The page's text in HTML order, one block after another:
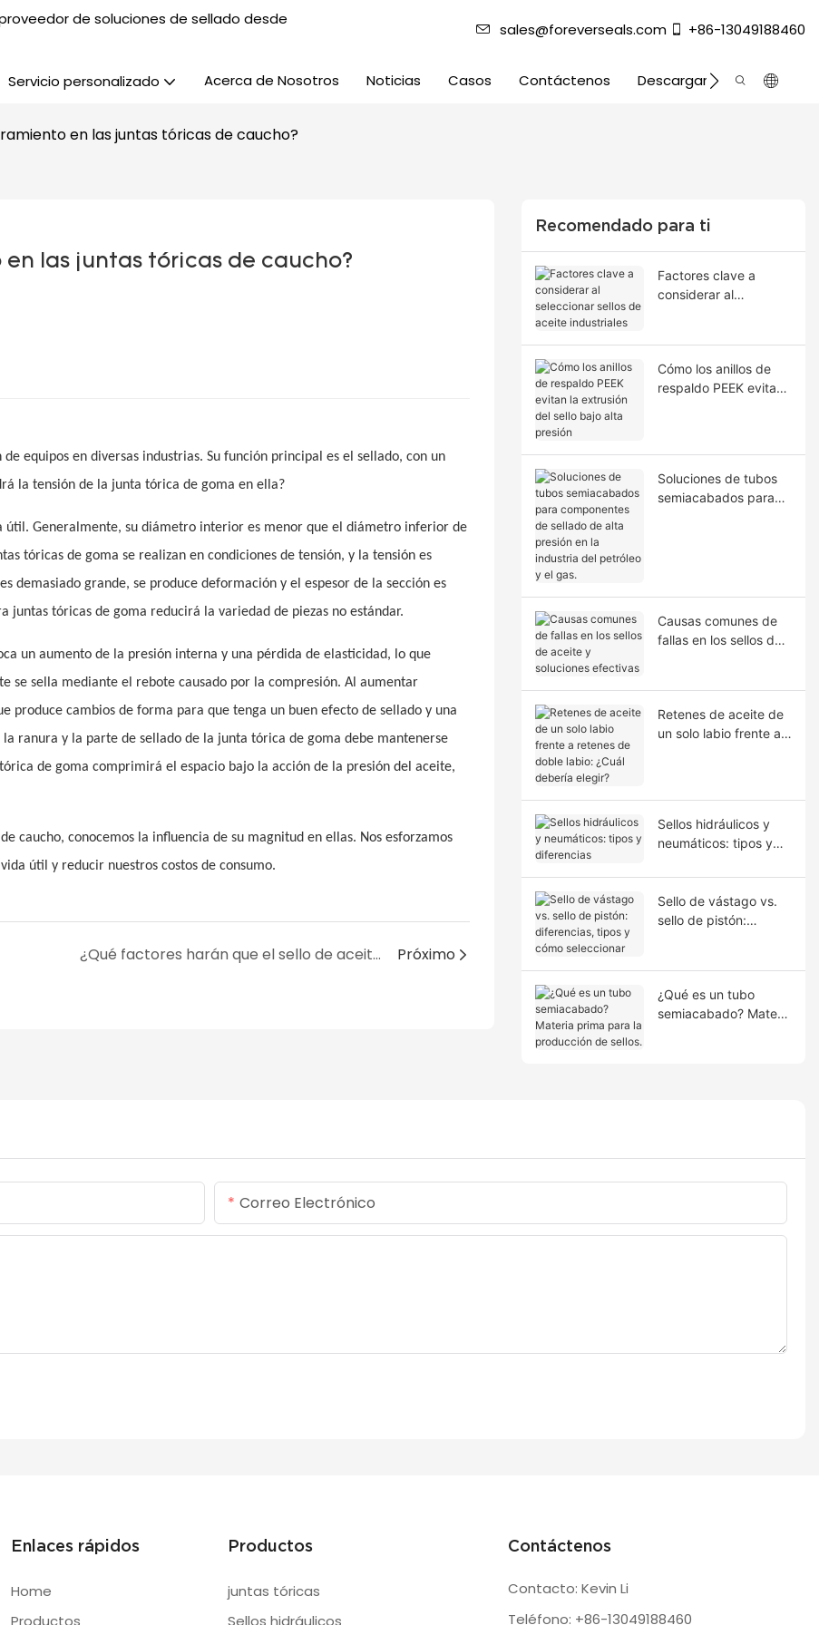
de soluciones de sellado desde
sales@foreverseals.com +86-13049188460
Servicio personalizado Acerca de Nosotros Noticias Casos Contáctenos Descargar
en las juntas tóricas de caucho?
las juntas tóricas de caucho?
equipos en diversas industrias. Su función principal es el sellado, con un
la tensión de la junta tórica de goma en ella?
útil. Generalmente, su diámetro interior es menor que el diámetro inferior de
tóricas de goma se realizan en condiciones de tensión, y la tensión es
demasiado grande, se produce deformación y el espesor de la sección es
juntas tóricas de goma reducirá la variedad de piezas no estándar.
un aumento de la presión interna y una pérdida de elasticidad, lo que
se sella mediante el rebote causado por la compresión. Al aumentar
produce cambios de forma para que tenga un buen efecto de sellado y una
ranura y la parte de sellado de la junta tórica de goma debe mantenerse
de goma comprimirá el espacio bajo la acción de la presión del aceite,
caucho, conocemos la influencia de su magnitud en ellas. Nos esforzamos
útil y reducir nuestros costos de consumo.
¿Qué factores harán que el sello de aceite no selle? Próximo
Recomendado para ti
Factores clave a
considerar al
Cómo los anillos de
respaldo PEEK evitan
Soluciones de tubos
semiacabados para
Causas comunes de
fallas en los sellos de
Retenes de aceite de
un solo labio frente a
Sellos hidráulicos y
neumáticos: tipos y
Sello de vástago vs.
sello de pistón:
¿Qué es un tubo
semiacabado? Materia
Correo Electrónico
Enlaces rápidos
Home
Productos
Productos
juntas tóricas
Sellos hidráulicos
Contáctenos
Contacto: Kevin Li
Teléfono: +86-13049188460